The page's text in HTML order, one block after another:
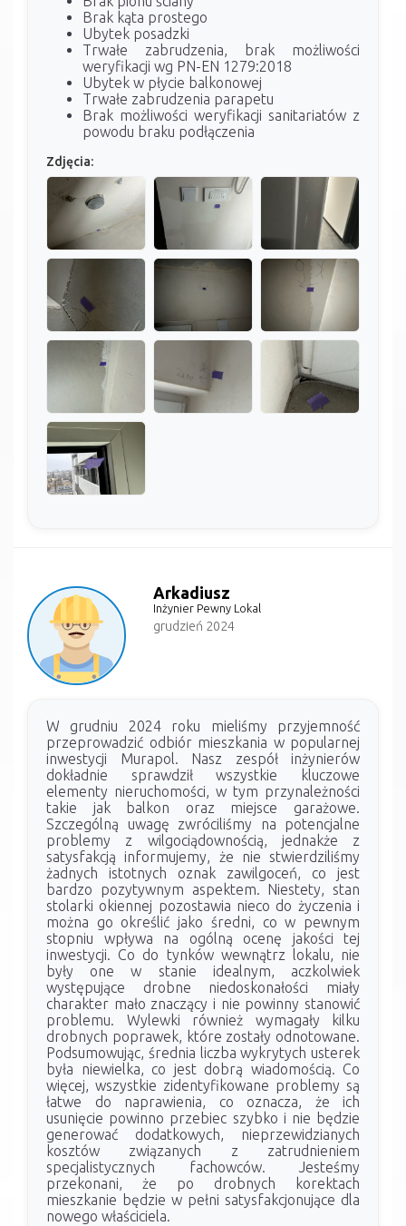
Brak kąta prostego
Ubytek posadzki
Trwałe zabrudzenia, brak możliwości
weryfikacji wg PN-EN 1279:2018
Ubytek w płycie balkonowej
Trwałe zabrudzenia parapetu
Brak możliwości weryfikacji sanitariatów z
powodu braku podłączenia
Zdjęcia:
Arkadiusz
Inżynier Pewny Lokal
grudzień 2024
W grudniu 2024 roku mieliśmy przyjemność
przeprowadzić odbiór mieszkania w popularnej
inwestycji Murapol. Nasz zespół inżynierów
dokładnie sprawdził wszystkie kluczowe
elementy nieruchomości, w tym przynależności
takie jak balkon oraz miejsce garażowe.
Szczególną uwagę zwróciliśmy na potencjalne
problemy z wilgociądownością, jednakże z
satysfakcją informujemy, że nie stwierdziliśmy
żadnych istotnych oznak zawilgoceń, co jest
bardzo pozytywnym aspektem. Niestety, stan
stolarki okiennej pozostawia nieco do życzenia i
można go określić jako średni, co w pewnym
stopniu wpływa na ogólną ocenę jakości tej
inwestycji. Co do tynków wewnątrz lokalu, nie
były one w stanie idealnym, aczkolwiek
występujące drobne niedoskonałości miały
charakter mało znaczący i nie powinny stanowić
problemu. Wylewki również wymagały kilku
drobnych poprawek, które zostały odnotowane.
Podsumowując, średnia liczba wykrytych usterek
była niewielka, co jest dobrą wiadomością. Co
więcej, wszystkie zidentyfikowane problemy są
łatwe do naprawienia, co oznacza, że ich
usunięcie powinno przebiec szybko i nie będzie
generować dodatkowych, nieprzewidzianych
kosztów związanych z zatrudnieniem
specjalistycznych fachowców. Jesteśmy
przekonani, że po drobnych korektach
mieszkanie będzie w pełni satysfakcjonujące dla
nowego właściciela.